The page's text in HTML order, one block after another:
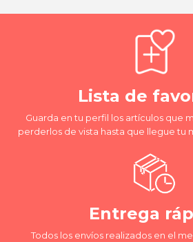
Lista de
Guarda en tu perfil los artículos que
perderlos de vista hasta que llegue tu
Entrega
Todos los envíos realizados en el